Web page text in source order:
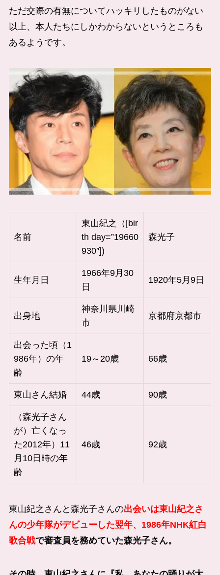
ただ交際の有無についてハッキリしたものがない
以上、本人たちにしかわからないというところも
あるようです。
名前
東山紀之（[bir
th day=”19660
930″])
森光子
生年月日
1966年9月30
日
1920年5月9日
出身地
神奈川県川崎
市
京都府京都市
出会った頃（1
986年）の年
齢
19～20歳 66歳
東山さん結婚 44歳 90歳
（森光子さん
が）亡くなっ
た2012年）11
月10日時の年
齢
46歳 92歳
東山紀之さんと森光子さんの出会いは東山紀之さ
んの少年隊がデビューした翌年、1986年NHK紅白
歌合戦で審査員を務めていた森光子さん。